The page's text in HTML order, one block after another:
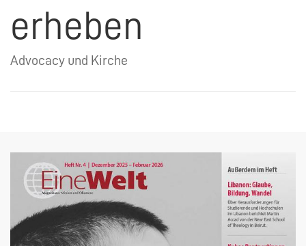
erheben
Advocacy und Kirche